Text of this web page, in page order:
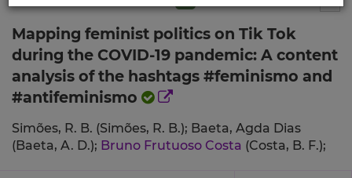
Mapping feminist politics on Tik Tok
during the COVID-19 pandemic: A content
analysis of the hashtags #feminismo and
#antifeminismo
Simões, R. B. (Simões, R. B.); Baeta, Agda Dias
(Baeta, A. D.); Bruno Frutuoso Costa (Costa, B. F.);